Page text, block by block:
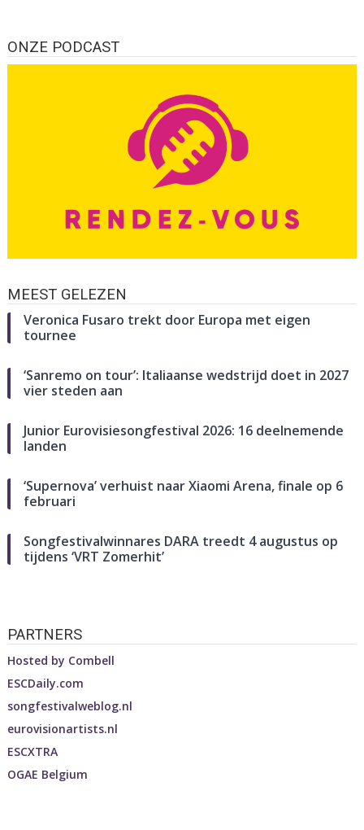
ONZE PODCAST
MEEST GELEZEN
Veronica Fusaro trekt door Europa met eigen
tournee
‘Sanremo on tour’: Italiaanse wedstrijd doet in 2027
vier steden aan
Junior Eurovisiesongfestival 2026: 16 deelnemende
landen
‘Supernova’ verhuist naar Xiaomi Arena, finale op 6
februari
Songfestivalwinnares DARA treedt 4 augustus op
tijdens ‘VRT Zomerhit’
PARTNERS
Hosted by Combell
ESCDaily.com
songfestivalweblog.nl
eurovisionartists.nl
ESCXTRA
OGAE Belgium